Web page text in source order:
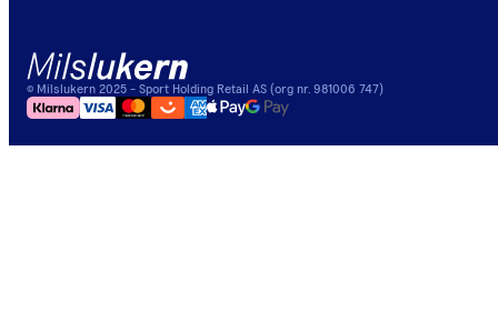
© Milslukern 2025 - Sport Holding Retail AS (org nr. 981006 747)